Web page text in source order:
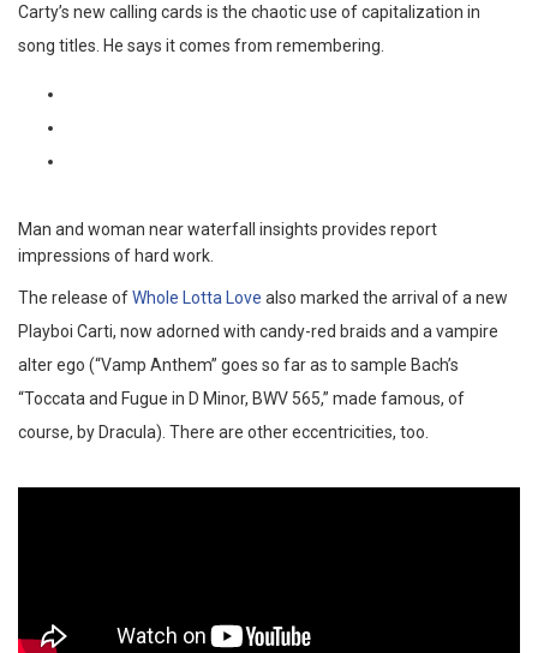
Carty’s new calling cards is the chaotic use of capitalization in
song titles. He says it comes from remembering.
Man and woman near waterfall insights provides report
impressions of hard work.
The release ofWhole Lotta Love also marked the arrival of a new
Playboi Carti, now adorned with candy-red braids and a vampire
alter ego (“Vamp Anthem” goes so far as to sample Bach’s
“Toccata and Fugue in D Minor, BWV 565,” made famous, of
course, by Dracula). There are other eccentricities, too.